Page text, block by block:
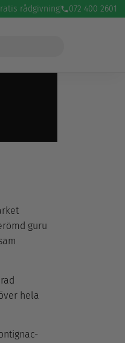
rådgivning 072 400 2601
guru
hela